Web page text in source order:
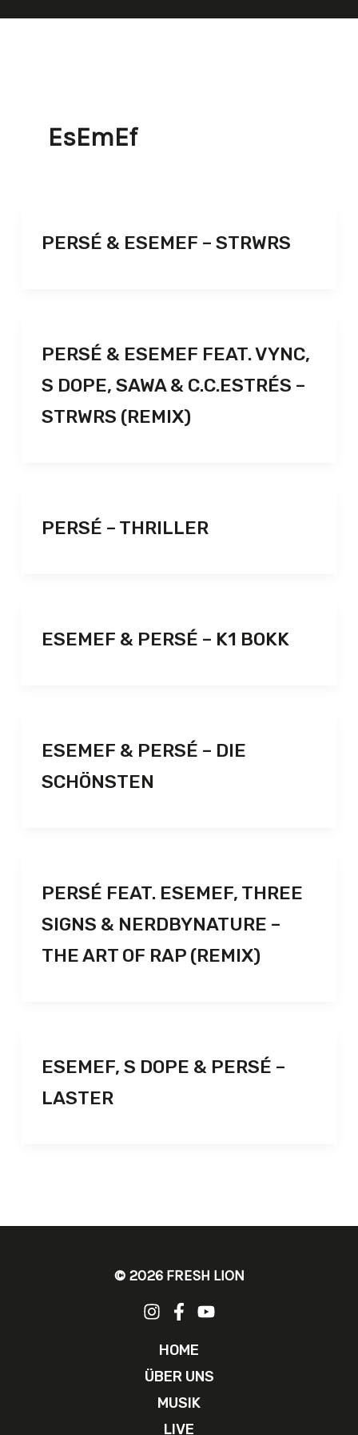
EsEmEf
PERSÉ & ESEMEF – STRWRS
PERSÉ & ESEMEF FEAT. VYNC,
S DOPE, SAWA & C.C.ESTRÉS –
STRWRS (REMIX)
PERSÉ – THRILLER
ESEMEF & PERSÉ – K1 BOKK
ESEMEF & PERSÉ – DIE
SCHÖNSTEN
PERSÉ FEAT. ESEMEF, THREE
SIGNS & NERDBYNATURE –
THE ART OF RAP (REMIX)
ESEMEF, S DOPE & PERSÉ –
LASTER
© 2026 FRESH LION
HOME
ÜBER UNS
MUSIK
LIVE